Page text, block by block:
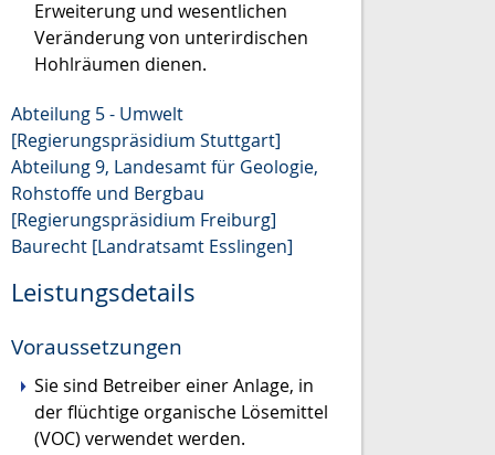
Erweiterung und wesentlichen
Veränderung von unterirdischen
Hohlräumen dienen.
Abteilung 5 - Umwelt
[Regierungspräsidium Stuttgart]
Abteilung 9, Landesamt für Geologie,
Rohstoffe und Bergbau
[Regierungspräsidium Freiburg]
Baurecht [Landratsamt Esslingen]
Leistungsdetails
Voraussetzungen
Sie sind Betreiber einer Anlage, in
der flüchtige organische Lösemittel
(VOC) verwendet werden.